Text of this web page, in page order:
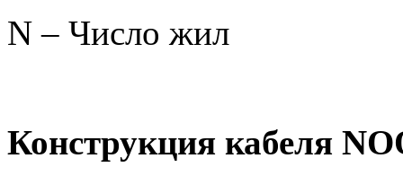
N – Число жил
Конструкция кабеля